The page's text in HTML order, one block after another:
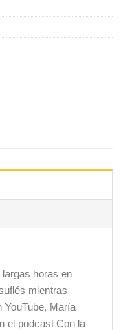
horas en
mientras
YouTube, María
el podcast Con la